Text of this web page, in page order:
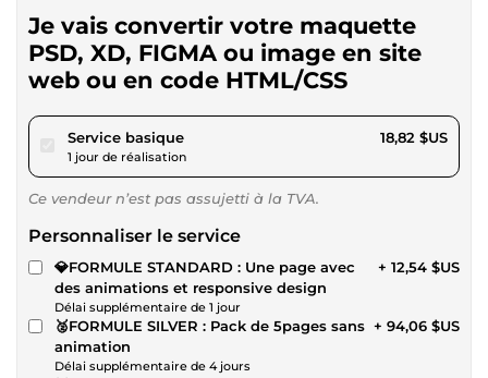
Je vais convertir votre maquette
PSD, XD, FIGMA ou image en site
web ou en code HTML/CSS
Service basiquepour 17,34 $US
1 jour de réalisation
18,82 $US
Ce vendeur n’est pas assujetti à la TVA.
Personnaliser le service
💎FORMULE STANDARD : Une page avec
des animations et responsive design
Délai supplémentaire de 1 jour
+ 12,54 $US
🥈FORMULE SILVER : Pack de 5pages sans
animation
Délai supplémentaire de 4 jours
+ 94,06 $US